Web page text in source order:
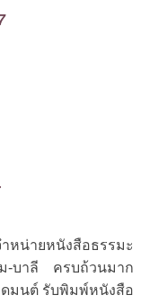
หน่ายหนังสือธรรมะ
-บาลี ครบถ้วนมาก
ดมนต์ รับพิมพ์หนังสือ